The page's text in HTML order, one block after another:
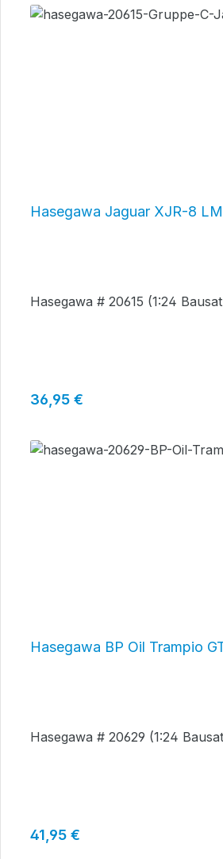
Hasegawa Jaguar XJR-8
Hasegawa # 20615 (1:24
Regulärer Preis:
36,95 €
Hasegawa BP Oil Trampio
Hasegawa # 20629 (1:24
Regulärer Preis:
41,95 €